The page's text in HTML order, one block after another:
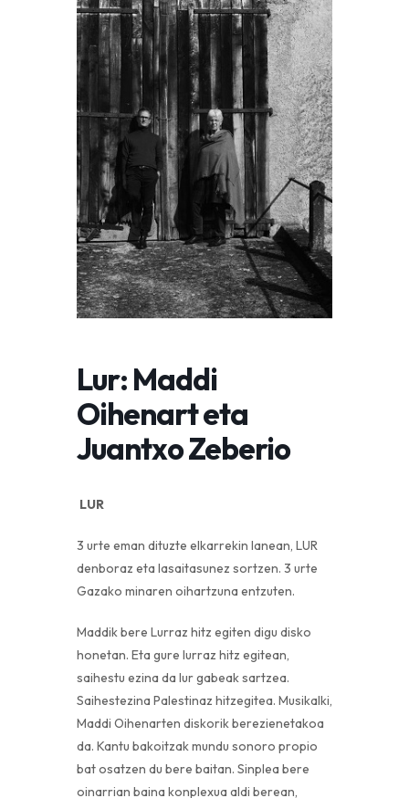
Lur: Maddi
Oihenart eta
Juantxo Zeberio
LUR
3 urte eman dituzte elkarrekin lanean, LUR
denboraz eta lasaitasunez sortzen. 3 urte
Gazako minaren oihartzuna entzuten.
Maddik bere Lurraz hitz egiten digu disko
honetan. Eta gure lurraz hitz egitean,
saihestu ezina da lur gabeak sartzea.
Saihestezina Palestinaz hitzegitea. Musikalki,
Maddi Oihenarten diskorik berezienetakoa
da. Kantu bakoitzak mundu sonoro propio
bat osatzen du bere baitan. Sinplea bere
oinarrian baina konplexua aldi berean,